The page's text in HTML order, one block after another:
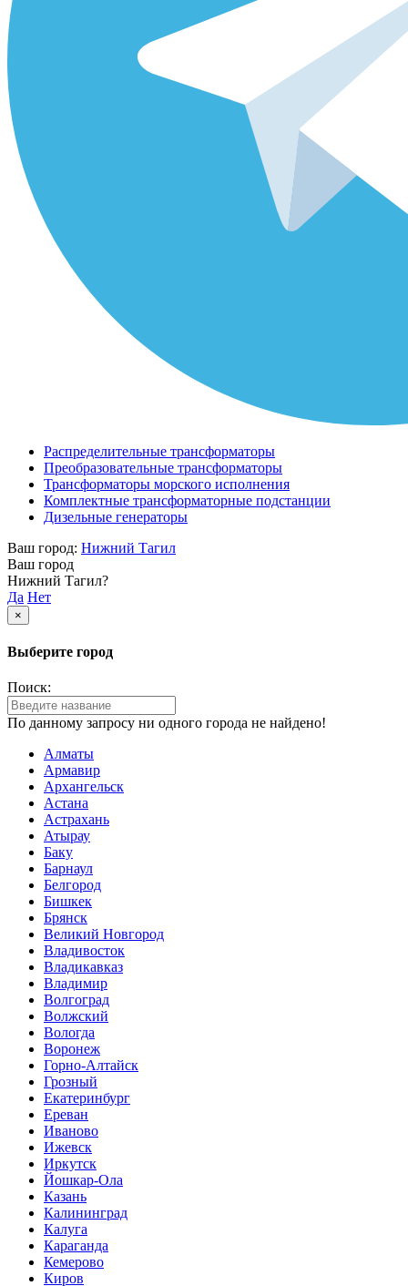
Распределительные трансформаторы
Преобразовательные трансформаторы
Трансформаторы морского исполнения
Комплектные трансформаторные подстанции
Дизельные генераторы
Ваш город: Нижний Тагил
Ваш город
Нижний Тагил?
Да Нет
×
Выберите город
Поиск:
По данному запросу ни одного города не найдено!
Алматы
Армавир
Архангельск
Астана
Астрахань
Атырау
Баку
Барнаул
Белгород
Бишкек
Брянск
Великий Новгород
Владивосток
Владикавказ
Владимир
Волгоград
Волжский
Вологда
Воронеж
Горно-Алтайск
Грозный
Екатеринбург
Ереван
Иваново
Ижевск
Иркутск
Йошкар-Ола
Казань
Калининград
Калуга
Караганда
Кемерово
Киров